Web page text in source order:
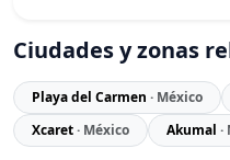
Ciudades y zonas
Playa del Carmen · México
Xcaret· México Akumal